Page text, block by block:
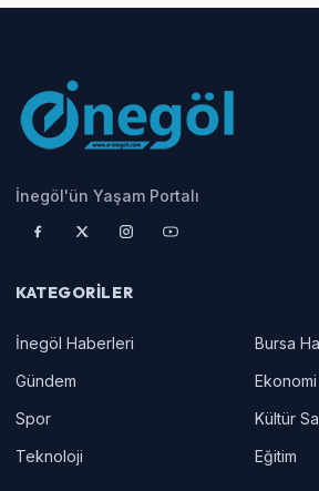
İnegöl'ün Yaşam Portalı
KATEGORILER
İnegöl Haberleri
Bursa
Gündem
Ekonomi
Spor
Kültür
Teknoloji
Eğitim